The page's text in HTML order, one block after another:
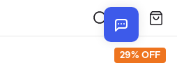
29% OFF